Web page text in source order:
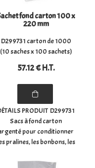
fond carton 100 x
220 mm
D299731 carton de 1000
(10 saches x 100 sachets)
57.12€ H.T.
PRODUIT D299731
Sacs à fond carton
pour conditionner
pralines, les bonbons, les
les biscuits, les épices, ...